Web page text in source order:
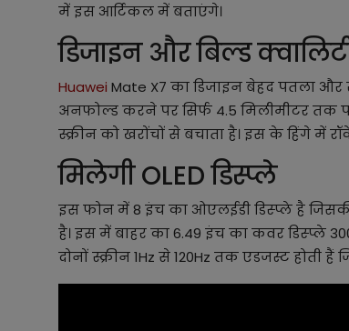
में इस आर्टिकल में बताएंगे।
डिजाइन और बिल्ड
Huawei Mate X7 का डिजाइन बेहद पतला और
अनफोल्ड करने पर सिर्फ 4.5 मिलीमीटर तक
स्क्रीन को खरोंचों से बचाता है। इस के हिंगे
मिलेगी OLED डिस्प्ले
इस फोन में 8 इंच का ओएलईडी डिस्प्ले है जिसकी
है। इस में बाहर का 6.49 इंच का कवर डिस्प्ले
दोनों स्क्रीन 1Hz से 120Hz तक एडजस्ट होती हैं